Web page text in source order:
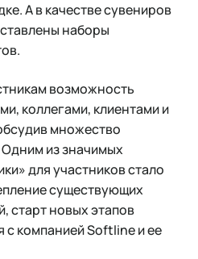
А в качестве сувениров
наборы
возможность
коллегами, клиентами и
множество
из значимых
для участников стало
существующих
старт новых этапов
с компанией Softline и ее